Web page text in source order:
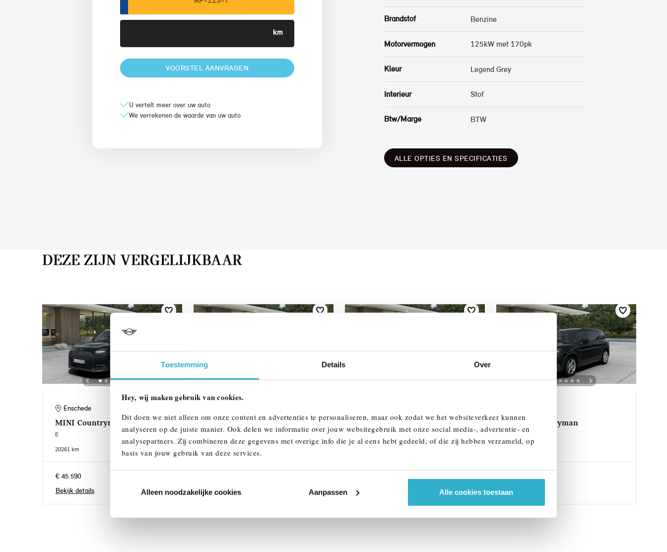
Toestemming Details Over
Hey, wij maken gebruik van cookies.
Dit doen we niet alleen om onze content en advertenties te personaliseren, maar ook zodat we het websiteverkeer kunnen
analyseren op de juiste manier. Ook delen we informatie over jouw websitegebruik met onze social media-, advertentie- en
analysepartners. Zij combineren deze gegevens met overige info die je al eens hebt gedeeld, of die zij hebben verzameld, op
basis van jouw gebruik van deze services.
Alleen noodzakelijke cookies Aanpassen Alle cookies toestaan
VOORSTEL AANVRAGEN
U vertelt meer over uw auto
We verrekenen de waarde van uw auto
Brandstof Benzine
Motorvermogen 125kW met 170pk
Kleur Legend Grey
Interieur Stof
Btw/Marge BTW
ALLE OPTIES EN SPECIFICATIES
DEZE ZIJN VERGELIJKBAAR
Enschede
MINI Countryman
E
20261 km
€ 45.590
Bekijk details
MINI Countryman
E
20261 km
Bekijk details
MINI Countryman
E
Bekijk details
MINI Countryman
E
Bekijk details